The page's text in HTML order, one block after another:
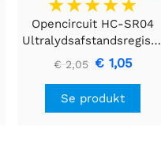
Opencircuit HC-SR04
Ultralydsafstandsregistreringsmodul
€ 2,05 € 1,05
Se produkt